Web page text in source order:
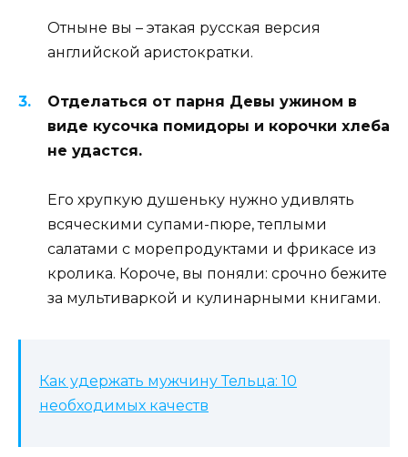
Отныне вы – этакая русская версия
английской аристократки.
Отделаться от парня Девы ужином в
виде кусочка помидоры и корочки хлеба
не удастся.
Его хрупкую душеньку нужно удивлять
всяческими супами-пюре, теплыми
салатами с морепродуктами и фрикасе из
кролика. Короче, вы поняли: срочно бежите
за мультиваркой и кулинарными книгами.
Как удержать мужчину Тельца: 10
необходимых качеств